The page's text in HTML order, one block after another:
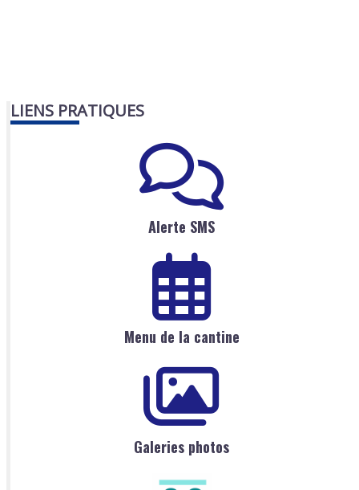
LIENS PRATIQUES
Alerte SMS
Menu de la cantine
Galeries photos